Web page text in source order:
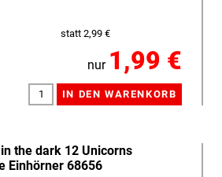
statt 2,99 €
nur 1,99 €
the dark 12 Unicorns
Einhörner 68656